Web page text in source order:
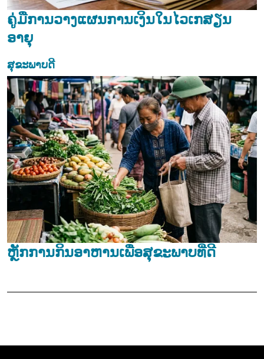
ຄູ່ມືການວາງແຜນການເງິນໃນໄວເກສຽນ
ອາຍຸ
ສຸຂະພາບດີ
ຫຼັກການກິນອາຫານເພື່ອສຸຂະພາບທີ່ດີ